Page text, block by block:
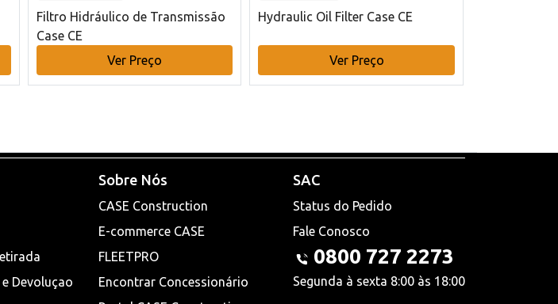
Filtro Hidráulico de Transmissão
Case CE
Ver Preço
Hydraulic Oil Filter Case CE
Ver Preço
Devoluçao
Sobre Nós
CASE Construction
E-commerce CASE
FLEETPRO
Encontrar Concessionário
SAC
Status do Pedido
Fale Conosco
0800 727 2273
Segunda à sexta 8:00 às 18:00